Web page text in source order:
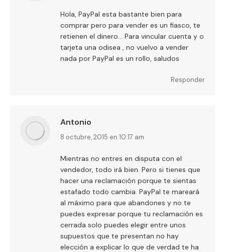
Hola, PayPal esta bastante bien para
comprar pero para vender es un fiasco, te
retienen el dinero… Para vincular cuenta y o
tarjeta una odisea , no vuelvo a vender
nada por PayPal es un rollo, saludos
Responder
Antonio
dice:
8 octubre, 2015 en 10:17 am
Mientras no entres en disputa con el
vendedor, todo irá bien. Pero si tienes que
hacer una reclamación porque te sientas
estafado todo cambia. PayPal te mareará
al máximo para que abandones y no te
puedes expresar porque tu reclamación es
cerrada solo puedes elegir entre unos
supuestos que te presentan no hay
elección a explicar lo que de verdad te ha